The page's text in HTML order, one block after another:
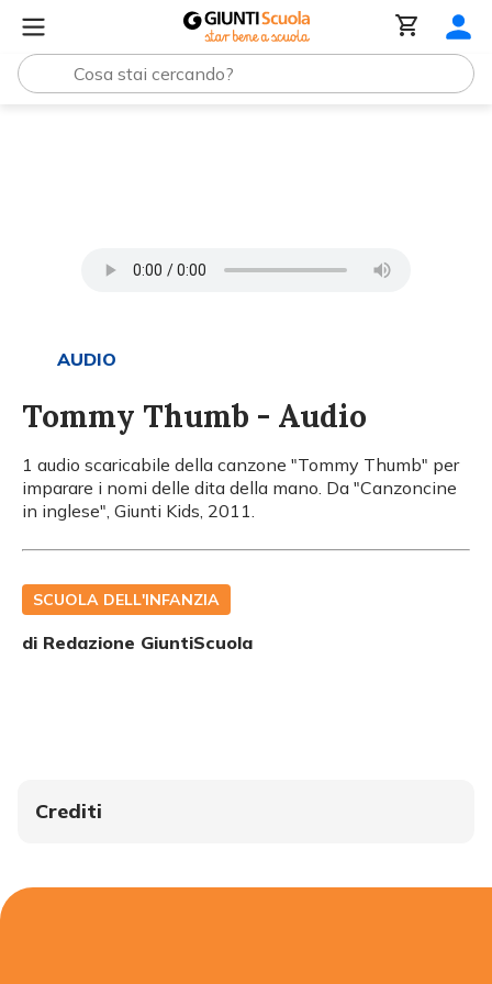
AUDIO
Tommy Thumb - Audio
1 audio scaricabile della canzone "Tommy Thumb" per
imparare i nomi delle dita della mano. Da "Canzoncine
in inglese", Giunti Kids, 2011.
SCUOLA DELL'INFANZIA
di Redazione GiuntiScuola
Crediti